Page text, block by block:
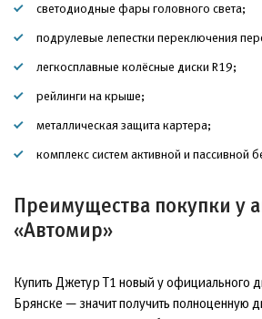
светодиодные фары головного света;
подрулевые лепестки переключения
легкосплавные колёсные диски R19;
рейлинги на крыше;
металлическая защита картера;
комплекс систем активной и пассивной
Преимущества покупки у
«Автомир»
Купить Джетур Т1 новый у официального
Брянске — значит получить полноценную